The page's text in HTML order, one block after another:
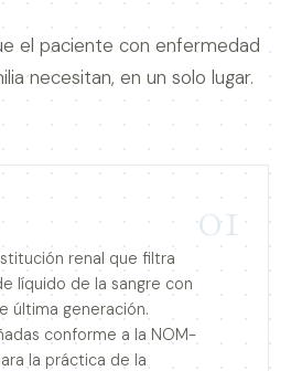
el paciente con enfermedad
necesitan, en un solo lugar.
01
renal que filtra
líquido de la sangre con
última generación.
conforme a la NOM-
la práctica de la